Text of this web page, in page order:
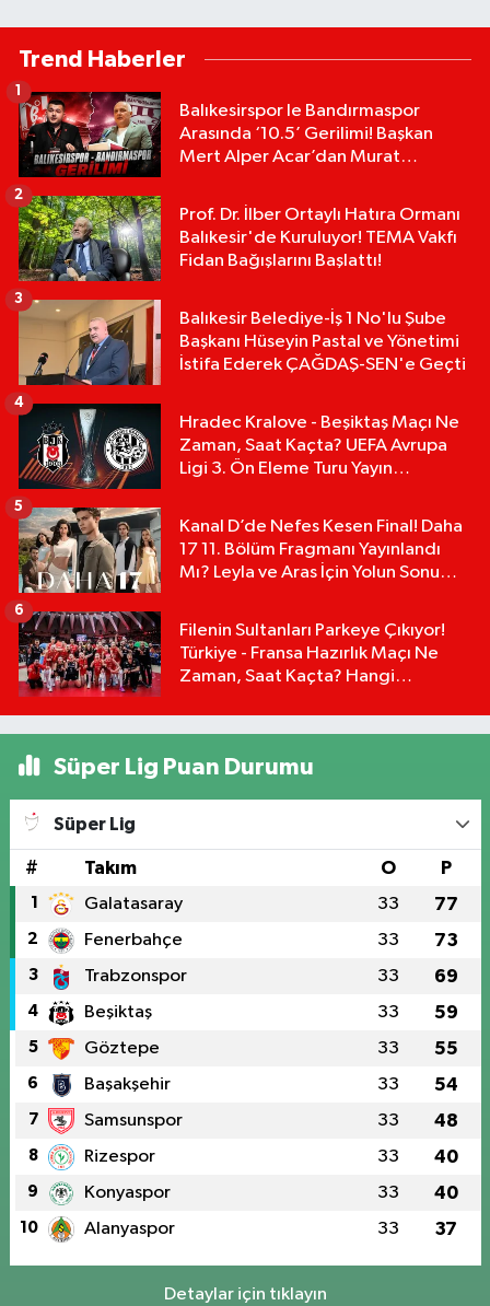
Trend Haberler
Balıkesirspor le Bandırmaspor
Arasında ‘10.5’ Gerilimi! Başkan
Mert Alper Acar’dan Murat
1
Prof. Dr. İlber Ortaylı Hatıra Ormanı
Balıkesir'de Kuruluyor! TEMA Vakfı
Fidan Bağışlarını Başlattı!
2
Balıkesir Belediye-İş 1 No'lu Şube
Başkanı Hüseyin Pastal ve Yönetimi
İstifa Ederek ÇAĞDAŞ-SEN'e Geçti
3
Hradec Kralove - Beşiktaş Maçı Ne
Zaman, Saat Kaçta? UEFA Avrupa
Ligi 3. Ön Eleme Turu Yayın
4
Kanal D’de Nefes Kesen Final! Daha
17 11. Bölüm Fragmanı Yayınlandı
Mı? Leyla ve Aras İçin Yolun Sonu
5
Filenin Sultanları Parkeye Çıkıyor!
Türkiye - Fransa Hazırlık Maçı Ne
Zaman, Saat Kaçta? Hangi
6
Süper Lig Puan Durumu
Süper Lig
# Takım O P
1 Galatasaray 33 77
2 Fenerbahçe 33 73
3 Trabzonspor 33 69
4 Beşiktaş 33 59
5 Göztepe 33 55
6 Başakşehir 33 54
7 Samsunspor 33 48
8 Rizespor 33 40
9 Konyaspor 33 40
10 Alanyaspor 33 37
Detaylar için tıklayın